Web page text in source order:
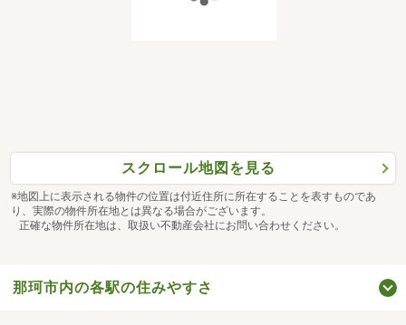
スクロール地図を見る
※地図上に表示される物件の位置は付近住所に所在することを表すものであ
り、実際の物件所在地とは異なる場合がございます。
正確な物件所在地は、取扱い不動産会社にお問い合わせください。
那珂市内の各駅の住みやすさ